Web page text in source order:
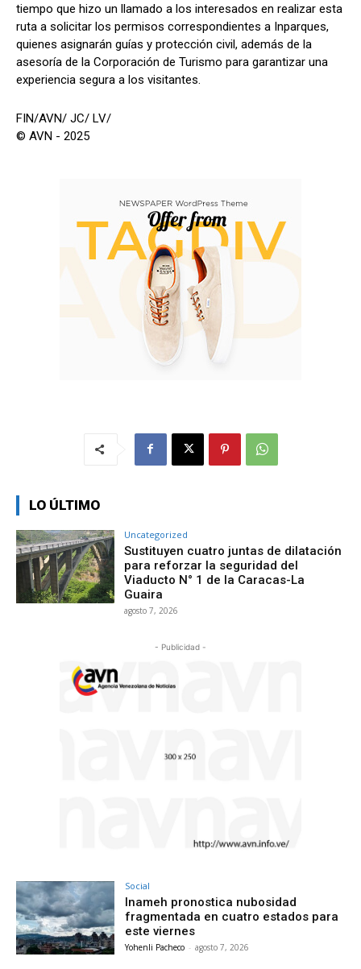
tiempo que hizo un llamado a los interesados en realizar esta
ruta a solicitar los permisos correspondientes a Inparques,
quienes asignarán guías y protección civil, además de la
asesoría de la Corporación de Turismo para garantizar una
experiencia segura a los visitantes.
FIN/AVN/ JC/ LV/
© AVN - 2025
LO ÚLTIMO
Uncategorized
Sustituyen cuatro juntas de dilatación
para reforzar la seguridad del
Viaducto N° 1 de la Caracas-La
Guaira
agosto 7, 2026
- Publicidad -
Social
Inameh pronostica nubosidad
fragmentada en cuatro estados para
este viernes
Yohenli Pacheco - agosto 7, 2026